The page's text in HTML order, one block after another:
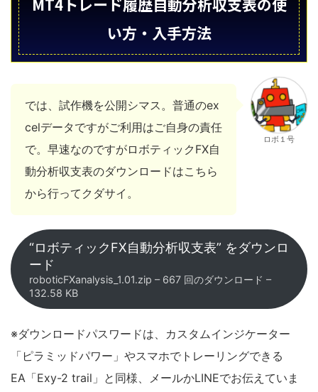
MT4トレード履歴自動分析収支表の使
い方・入手方法
では、試作機を公開シマス。普通のex
celデータですがご利用はご自身の責任
で。早速なのですがロボティックFX自
動分析収支表のダウンロードはこちら
から行ってクダサイ。
ロボ１号
“ロボティックFX自動分析収支表” をダウンロ
ード
roboticFXanalysis_1.01.zip – 667 回のダウンロード –
132.58 KB
※ダウンロードパスワードは、カスタムインジケーター
「ピラミッドパワー」やスマホでトレーリングできる
EA「Exy-2 trail」と同様、メールかLINEでお伝えていま